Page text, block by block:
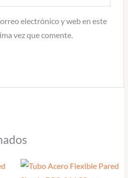
electrónico y web en este
vez que comente.